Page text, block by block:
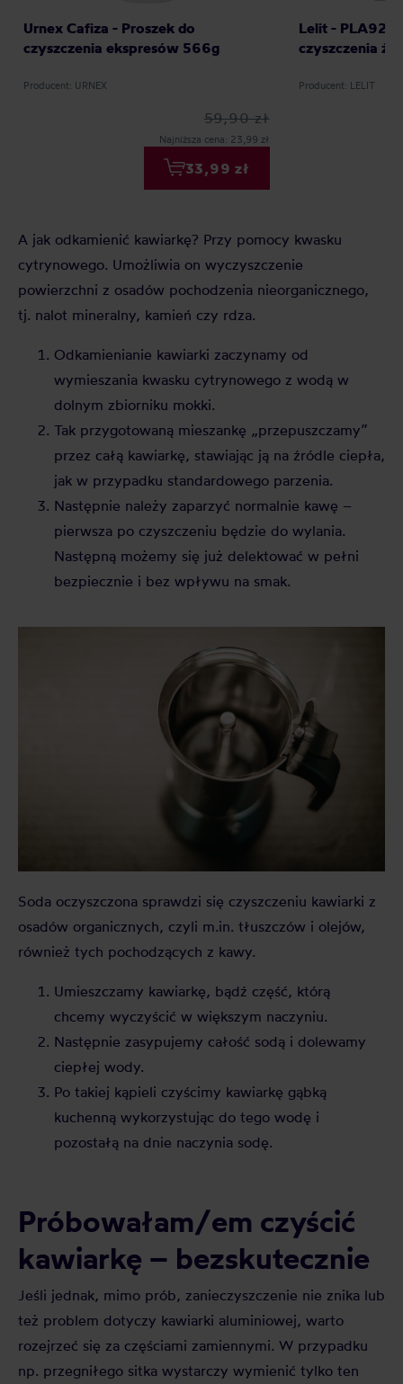
Urnex Cafiza - Proszek do
czyszczenia ekspresów 566g
Producent: URNEX
59,90 zł
Najniższa cena: 23,99 zł
33,99 zł
Lelit -
czyszczenia
Producent: LELIT
A jak odkamienić kawiarkę? Przy pomocy kwasku
cytrynowego. Umożliwia on wyczyszczenie
powierzchni z osadów pochodzenia nieorganicznego,
tj. nalot mineralny, kamień czy rdza.
Odkamienianie kawiarki zaczynamy od
wymieszania kwasku cytrynowego z wodą w
dolnym zbiorniku mokki.
Tak przygotowaną mieszankę „przepuszczamy”
przez całą kawiarkę, stawiając ją na źródle ciepła,
jak w przypadku standardowego parzenia.
Następnie należy zaparzyć normalnie kawę –
pierwsza po czyszczeniu będzie do wylania.
Następną możemy się już delektować w pełni
bezpiecznie i bez wpływu na smak.
Soda oczyszczona sprawdzi się czyszczeniu kawiarki z
osadów organicznych, czyli m.in. tłuszczów i olejów,
również tych pochodzących z kawy.
Umieszczamy kawiarkę, bądź część, którą
chcemy wyczyścić w większym naczyniu.
Następnie zasypujemy całość sodą i dolewamy
ciepłej wody.
Po takiej kąpieli czyścimy kawiarkę gąbką
kuchenną wykorzystując do tego wodę i
pozostałą na dnie naczynia sodę.
Próbowałam/em czyścić
kawiarkę – bezskutecznie
Jeśli jednak, mimo prób, zanieczyszczenie nie znika lub
też problem dotyczy kawiarki aluminiowej, warto
rozejrzeć się za częściami zamiennymi. W przypadku
np. przegniłego sitka wystarczy wymienić tylko ten